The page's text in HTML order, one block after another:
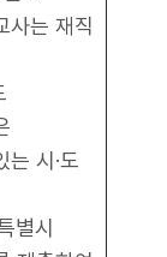
사는 재직
는 시·도
별시